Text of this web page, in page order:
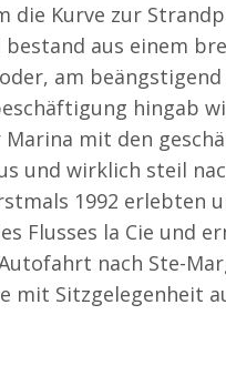
Kurve zur
aus einem
am
hingab
mit den
und wirklich steil
1992
Flusses la Cie und
nach Ste-
mit Sitzgelegenheit